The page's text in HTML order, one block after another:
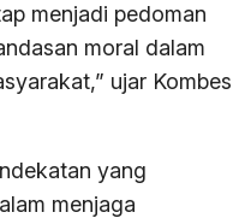
menjadi pedoman
moral dalam
ujar Kombes
yang
menjaga